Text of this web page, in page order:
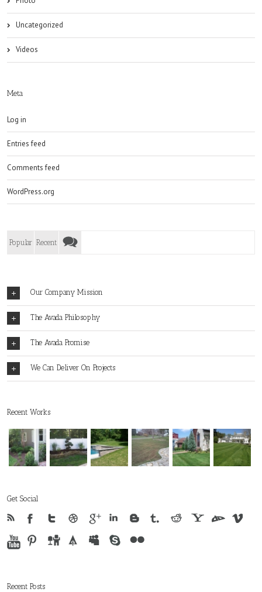
Uncategorized
Videos
Meta
Log in
Entries feed
Comments feed
WordPress.org
Popular Recent
Our Company Mission
The Avada Philosophy
The Avada Promise
We Can Deliver On Projects
Recent Works
Get Social
Recent Posts